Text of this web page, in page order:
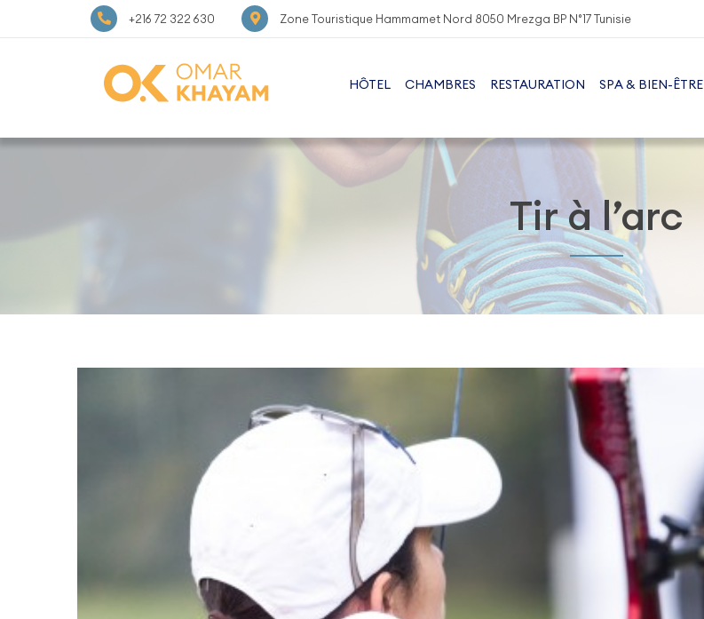
+216 72 322 630 Zone Touristique Hammamet Nord 8050 Mrezga BP N°17 Tunisie
HÔTEL CHAMBRES RESTAURATION SPA & BIEN-ÊTRE
Tir à l’arc